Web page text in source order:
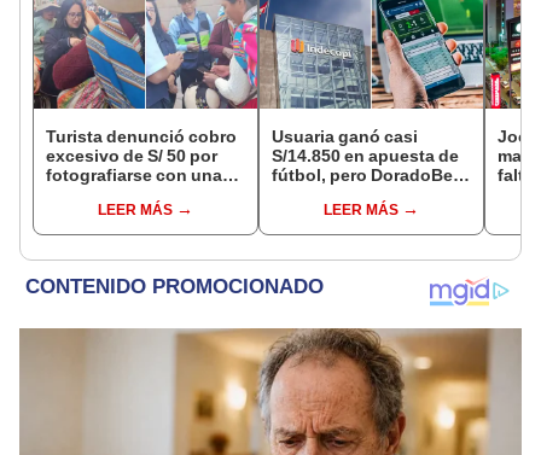
Turista denunció cobro
excesivo de S/ 50 por
fotografiarse con una
Serenazgo recuperó el
dinero
LEER MÁS
Usuaria ganó casi
S/14.850 en apuesta de
fútbol, pero DoradoBet
Indecopi multó a la
empresa con más de S/
LEER MÁS
falta